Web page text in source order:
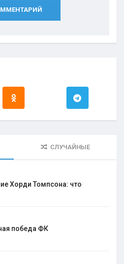
СЛУЧАЙНЫЕ
Хорди Томпсона: что
победа ФК